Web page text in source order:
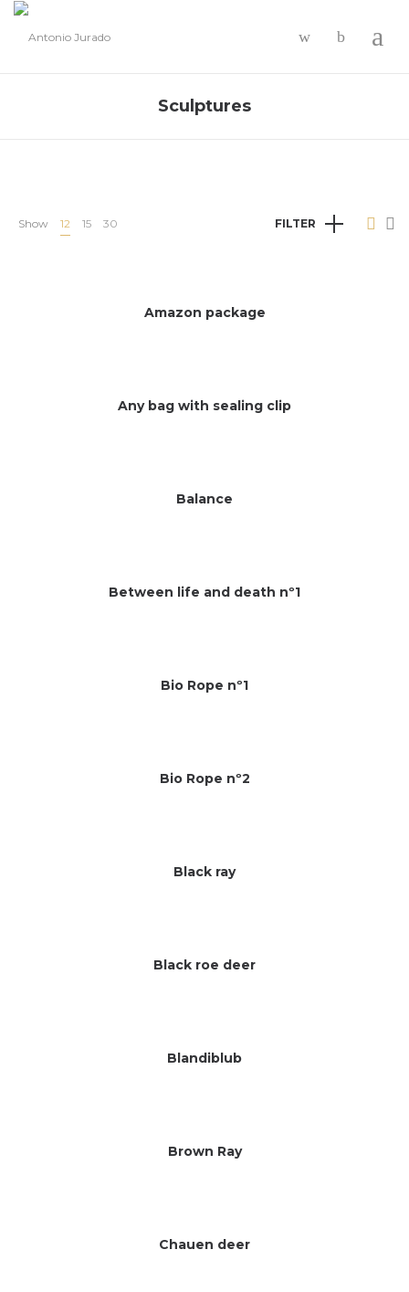
Sculptures
Show 12 15 30 FILTER
Amazon package
Any bag with sealing clip
Balance
Between life and death nº1
Bio Rope nº1
Bio Rope nº2
Black ray
Black roe deer
Blandiblub
Brown Ray
Chauen deer